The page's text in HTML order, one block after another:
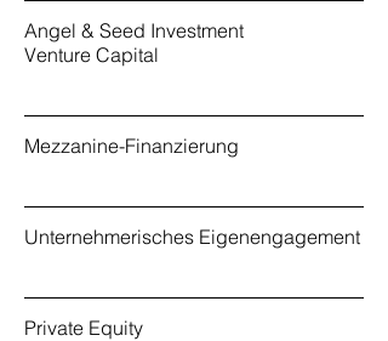
Angel & Seed Investment
Venture Capital
Mezzanine-Finanzierung
Unternehmerisches Eigenengagement
Private Equity